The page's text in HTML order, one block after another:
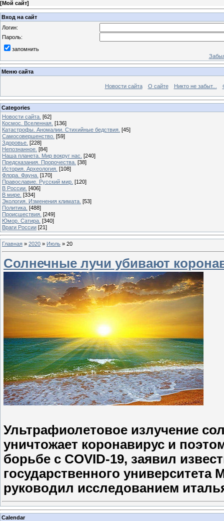
[Мой сайт]
Вход на сайт
Логин:
Пароль:
запомнить
Меню сайта
Новости сайта О сайте Никто не забыт...
Categories
Новости сайта. [62]
Космос. Вселенная. [136]
Катастрофы. Аномалии. Стихийные бедствия. [45]
Самосовершенство. [59]
Здоровье. [228]
Непознанное. [84]
Наша планета. Мир вокруг нас. [240]
Предсказания. Пророчества. [38]
История. Археология. [108]
Флора. Фауна. [170]
Православие. Русский мир. [120]
В России. [406]
В мире. [334]
Экология. Изменения климата. [53]
Политика. [488]
Происшествия. [249]
Юмор. Сатира. [340]
Враги России [21]
Главная » 2020 » Июль » 20
Солнечные лучи убивают
Ультрафиолетовое излучение
уничтожает коронавирус и
борьбе с COVID-19, заявил
государственного
руководил исследованием
Calendar